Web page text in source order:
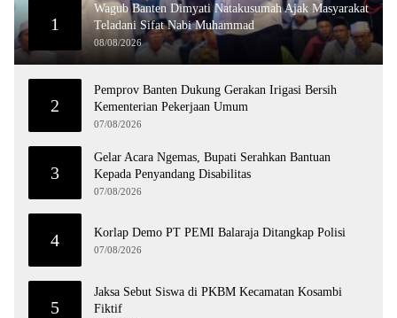
1
Wagub Banten Dimyati Natakusumah Ajak Masyarakat
Teladani Sifat Nabi Muhammad
08/08/2026
2
Pemprov Banten Dukung Gerakan Irigasi Bersih
Kementerian Pekerjaan Umum
07/08/2026
3
Gelar Acara Ngemas, Bupati Serahkan Bantuan
Kepada Penyandang Disabilitas
07/08/2026
4 Korlap Demo PT PEMI Balaraja Ditangkap Polisi
07/08/2026
5
Jaksa Sebut Siswa di PKBM Kecamatan Kosambi
Fiktif